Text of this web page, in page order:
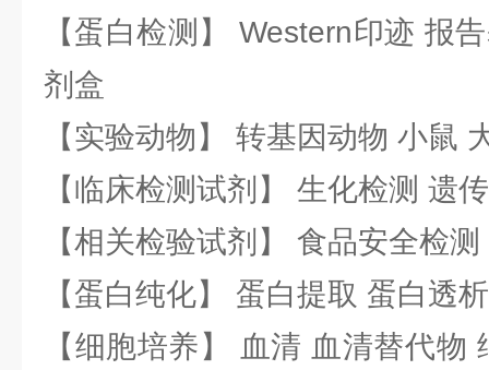
【蛋白检测】 Western印迹 报
剂盒
【实验动物】 转基因动物 小鼠
【临床检测试剂】 生化检测 遗
【相关检验试剂】 食品安全检
【蛋白纯化】 蛋白提取 蛋白透
【细胞培养】 血清 血清替代物